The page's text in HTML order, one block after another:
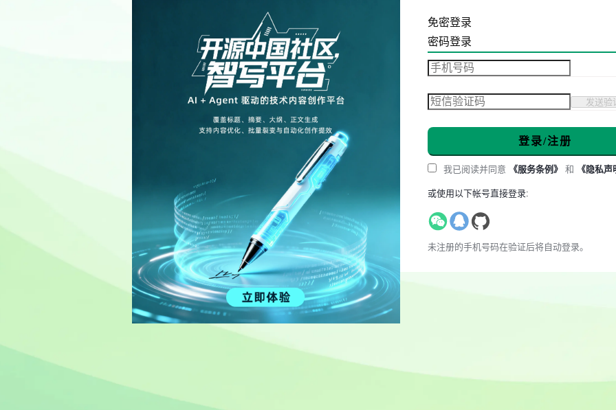
免密登录
密码登录
发送验
登录/注册
我已阅读并同意 《服务条例》 和 《隐私声
或使用以下帐号直接登录:
未注册的手机号码在验证后将自动登录。